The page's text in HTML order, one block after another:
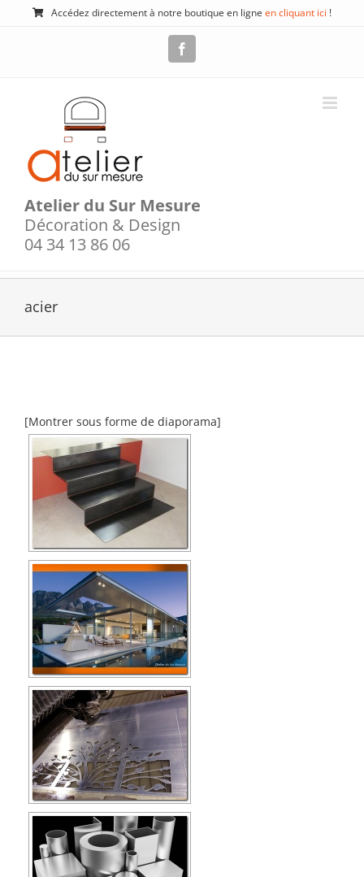
Passer
Accédez directement à notre boutique en ligne en cliquant ici !
Atelier du Sur Mesure
Décoration & Design
04 34 13 86 06
acier
[Montrer sous forme de diaporama]